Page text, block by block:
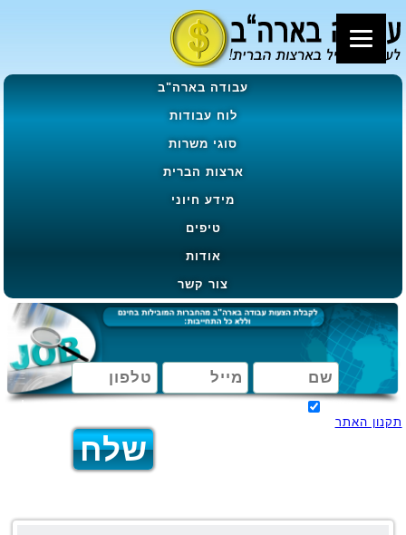
עבודה בארה"ב
לוח עבודות
סוגי משרות
ארצות הברית
מידע חיוני
טיפים
אודות
צור קשר
תקנון האתר